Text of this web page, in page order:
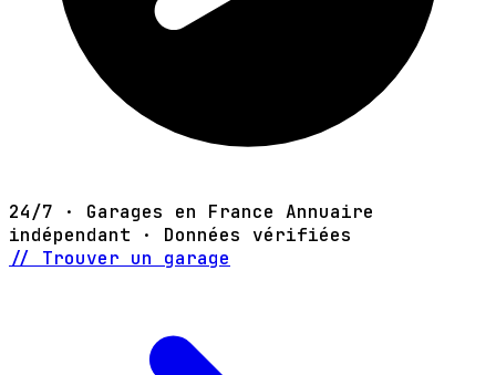
24/7 · Garages en France Annuaire
indépendant · Données vérifiées
// Trouver un garage